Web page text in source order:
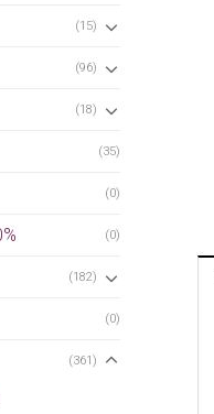
(15)
(96)
(18)
(35)
(0)
(0)
(182)
(0)
(361)